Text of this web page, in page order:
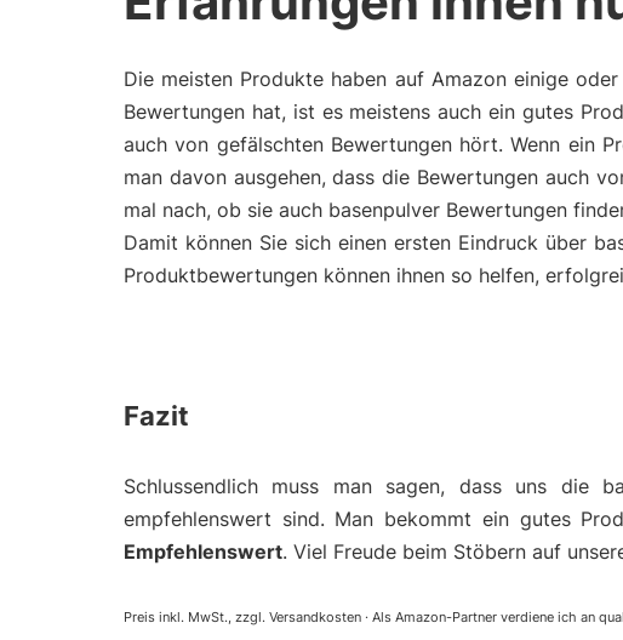
Die meisten Produkte haben auf Amazon einige
Bewertungen hat, ist es meistens auch ein gutes
auch von gefälschten Bewertungen hört. Wenn ein
man davon ausgehen, dass die Bewertungen auch
mal nach, ob sie auch basenpulver Bewertungen
Damit können Sie sich einen ersten Eindruck über
Produktbewertungen können ihnen so helfen,
Fazit
Schlussendlich muss man sagen, dass uns die
empfehlenswert sind. Man bekommt ein gutes
Empfehlenswert. Viel Freude beim Stöbern auf
Preis inkl. MwSt., zzgl. Versandkosten · Als Amazon-Partner verdiene ich an